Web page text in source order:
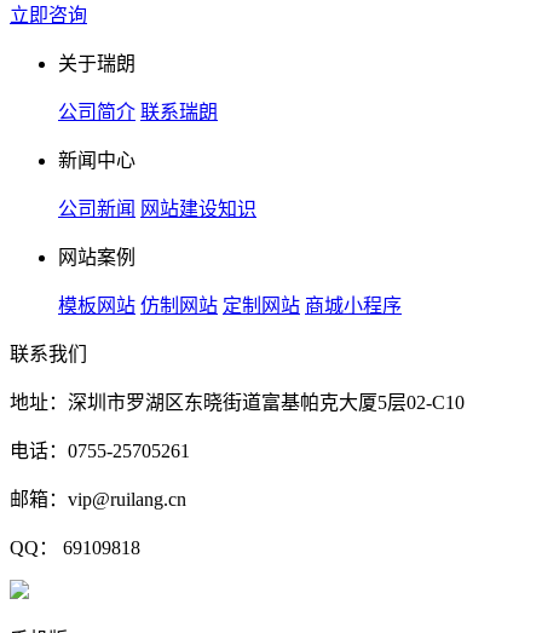
立即咨询
关于瑞朗
公司简介 联系瑞朗
新闻中心
公司新闻 网站建设知识
网站案例
模板网站 仿制网站 定制网站 商城小程序
联系我们
地址：深圳市罗湖区东晓街道富基帕克大厦5层02-C10
电话：0755-25705261
邮箱：vip@ruilang.cn
QQ： 69109818